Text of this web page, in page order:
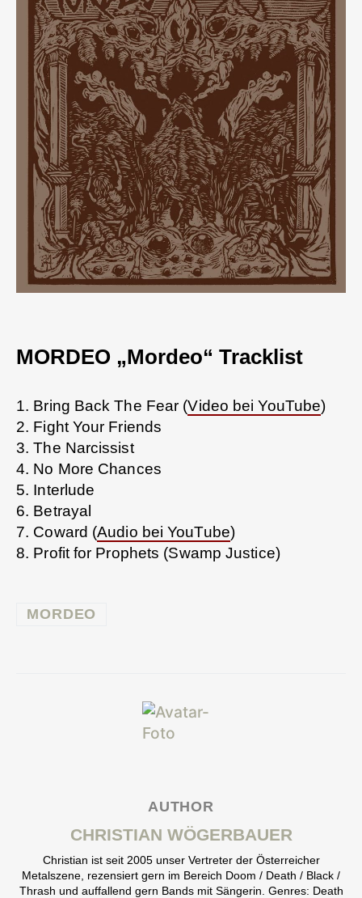
MORDEO „Mordeo“ Tracklist
1. Bring Back The Fear (Video bei YouTube)
2. Fight Your Friends
3. The Narcissist
4. No More Chances
5. Interlude
6. Betrayal
7. Coward (Audio bei YouTube)
8. Profit for Prophets (Swamp Justice)
MORDEO
AUTHOR
CHRISTIAN WÖGERBAUER
Christian ist seit 2005 unser Vertreter der Österreicher
Metalszene, rezensiert gern im Bereich Doom / Death / Black /
Thrash und auffallend gern Bands mit Sängerin. Genres: Death